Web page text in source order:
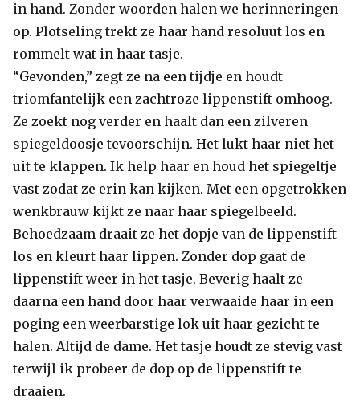
in hand. Zonder woorden halen we herinneringen
op. Plotseling trekt ze haar hand resoluut los en
rommelt wat in haar tasje.
“Gevonden,” zegt ze na een tijdje en houdt
triomfantelijk een zachtroze lippenstift omhoog.
Ze zoekt nog verder en haalt dan een zilveren
spiegeldoosje tevoorschijn. Het lukt haar niet het
uit te klappen. Ik help haar en houd het spiegeltje
vast zodat ze erin kan kijken. Met een opgetrokken
wenkbrauw kijkt ze naar haar spiegelbeeld.
Behoedzaam draait ze het dopje van de lippenstift
los en kleurt haar lippen. Zonder dop gaat de
lippenstift weer in het tasje. Beverig haalt ze
daarna een hand door haar verwaaide haar in een
poging een weerbarstige lok uit haar gezicht te
halen. Altijd de dame. Het tasje houdt ze stevig vast
terwijl ik probeer de dop op de lippenstift te
draaien.